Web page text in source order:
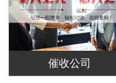
催收公司